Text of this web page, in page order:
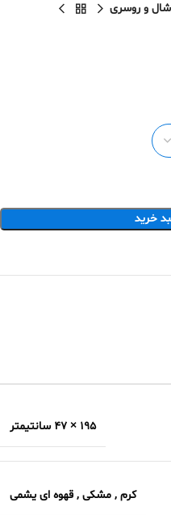
شال و روسری
خرید
195 × 47 سانتیمتر
کرم , مشکی , قهوه ای یشمی